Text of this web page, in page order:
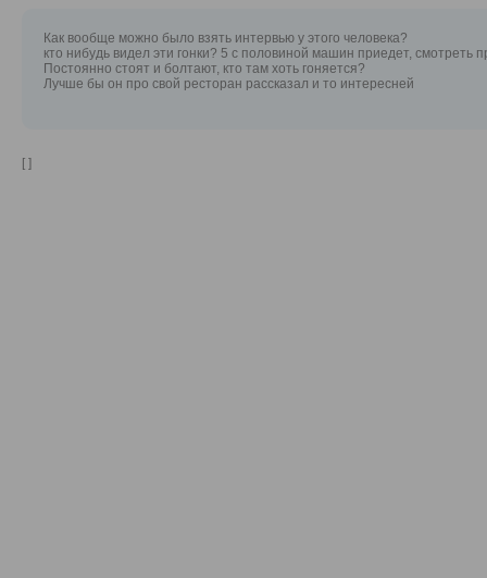
Как вообще можно было взять интервью у этого человека?
кто нибудь видел эти гонки? 5 с половиной машин приедет, смотреть
Постоянно стоят и болтают, кто там хоть гоняется?
Лучше бы он про свой ресторан рассказал и то интересней
[ ]